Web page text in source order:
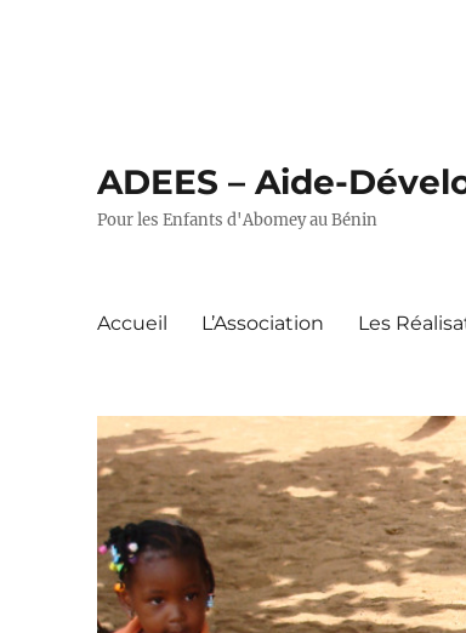
ADEES – Aide-
Pour les Enfants d'Abomey au Bénin
Accueil L’Association Les